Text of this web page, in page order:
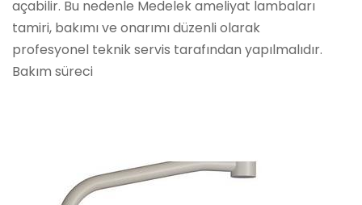
açabilir. Bu nedenle Medelek ameliyat lambaları
tamiri, bakımı ve onarımı düzenli olarak
profesyonel teknik servis tarafından yapılmalıdır.
Bakım süreci